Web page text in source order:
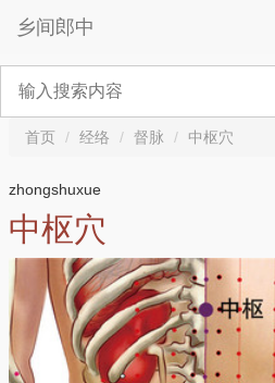
乡间郎中
首页 经络 督脉 中枢穴
zhongshuxue
中枢穴